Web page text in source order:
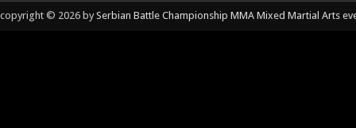
copyright © 2026 by Serbian Battle Championship MMA Mixed Martial Arts